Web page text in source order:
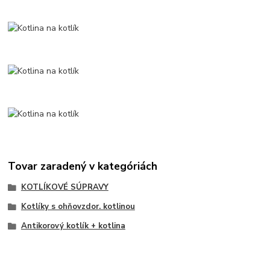
Tovar zaradený v kategóriách
KOTLÍKOVÉ SÚPRAVY
Kotlíky s ohňovzdor. kotlinou
Antikorový kotlík + kotlina